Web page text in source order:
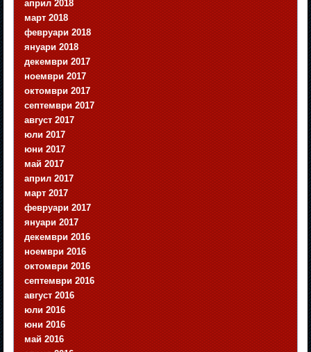
април 2018
март 2018
февруари 2018
януари 2018
декември 2017
ноември 2017
октомври 2017
септември 2017
август 2017
юли 2017
юни 2017
май 2017
април 2017
март 2017
февруари 2017
януари 2017
декември 2016
ноември 2016
октомври 2016
септември 2016
август 2016
юли 2016
юни 2016
май 2016